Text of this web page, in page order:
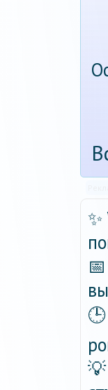
✨
💡